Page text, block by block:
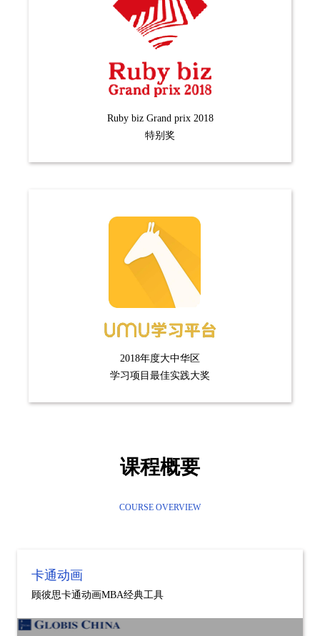
Ruby biz Grand prix 2018
特别奖
2018年度大中华区
学习项目最佳实践大奖
课程概要
COURSE OVERVIEW
卡通动画
顾彼思卡通动画MBA经典工具